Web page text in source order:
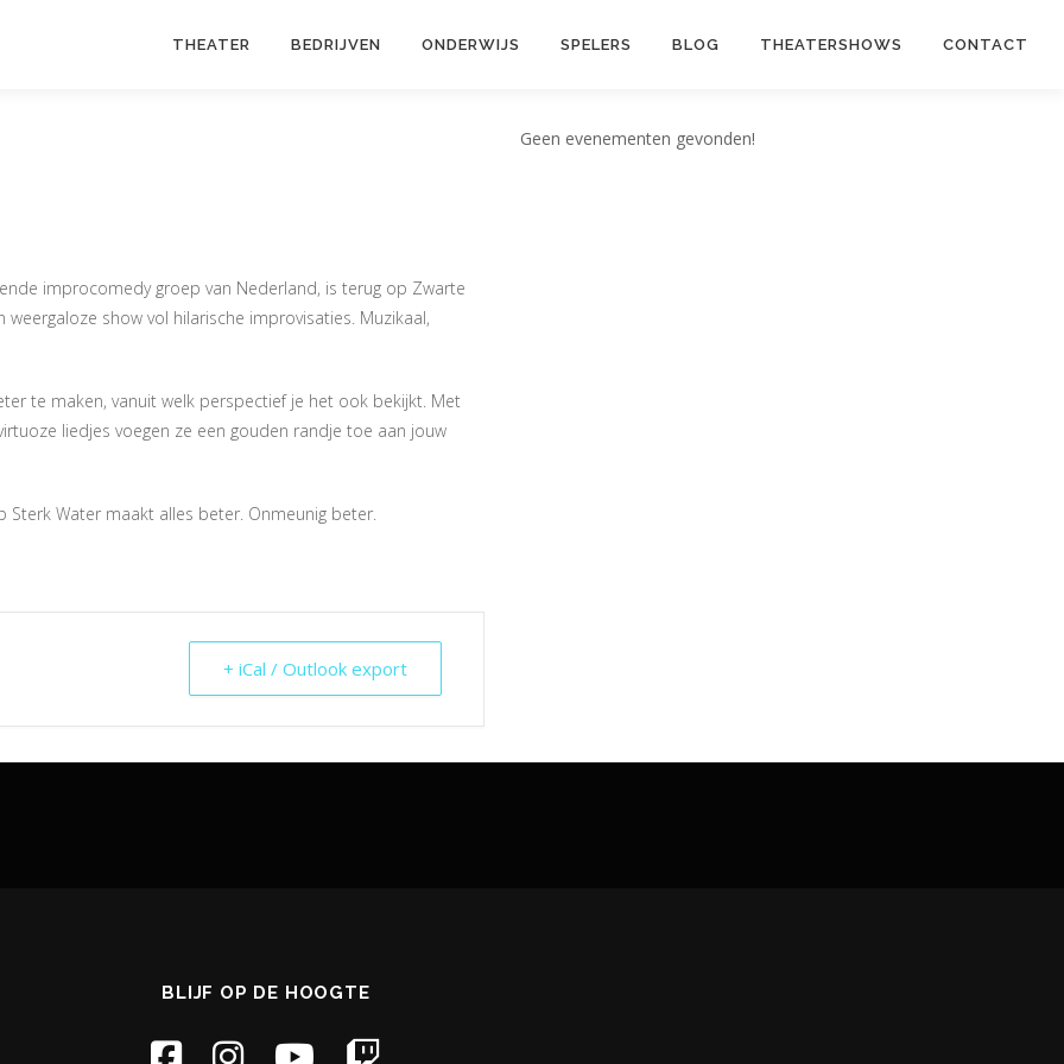
THEATER BEDRIJVEN ONDERWIJS SPELERS BLOG THEATERSHOWS CONTACT
improcomedy groep van Nederland, is terug op Zwarte
show vol hilarische improvisaties. Muzikaal,
te maken, vanuit welk perspectief je het ook bekijkt. Met
liedjes voegen ze een gouden randje toe aan jouw
Water maakt alles beter. Onmeunig beter.
+ iCal / Outlook export
Geen evenementen gevonden!
BLIJF OP DE HOOGTE